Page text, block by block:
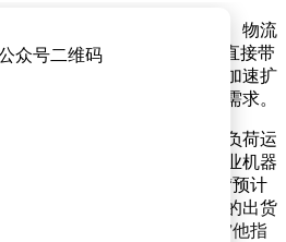
向实际应用场景，家庭服务、物流
来一批“新成员”。这一趋势直接带
爆发式增长，国内多家企业加速扩
对高精度、轻量化零部件的需求。
器人谐波减速器的企业正满负荷运
透露，过去产品主要供应工业机器
机器人订单占比显著提升。“预计
关节模组在人形机器人领域的出货
我们计划将产能扩大一倍。”他指